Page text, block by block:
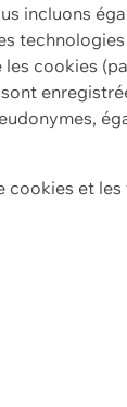
incluons
cookies
cookies et